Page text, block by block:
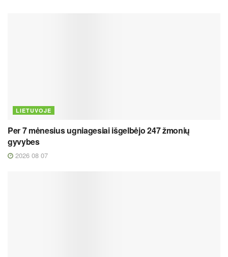
LIETUVOJE
Per 7 mėnesius ugniagesiai išgelbėjo 247 žmonių
gyvybes
2026 08 07